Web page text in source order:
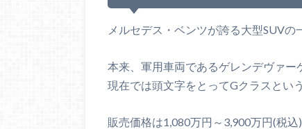
メルセデス・ベンツが誇る大型SUVの
本来、軍用車両であるゲレンデヴァー
現在では頭文字をとってGクラスとい
販売価格は1,080万円～3,900万円(税込)